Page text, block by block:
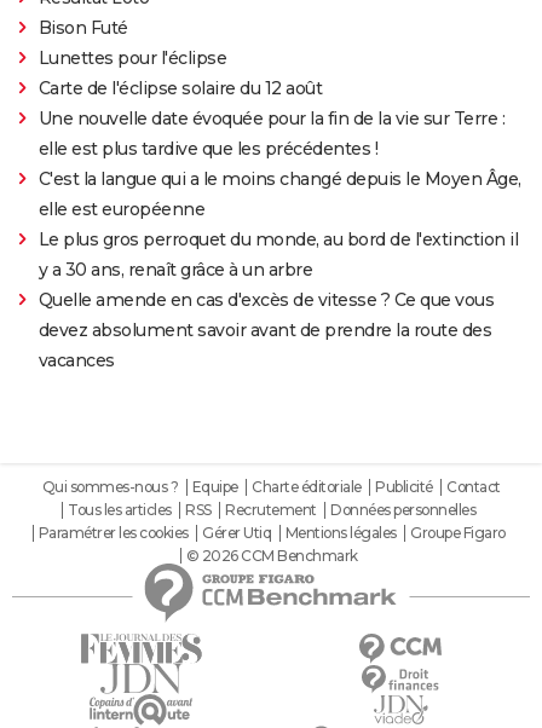
Bison Futé
Lunettes pour l'éclipse
Carte de l'éclipse solaire du 12 août
Une nouvelle date évoquée pour la fin de la vie sur Terre :
elle est plus tardive que les précédentes !
C'est la langue qui a le moins changé depuis le Moyen Âge,
elle est européenne
Le plus gros perroquet du monde, au bord de l'extinction il
y a 30 ans, renaît grâce à un arbre
Quelle amende en cas d'excès de vitesse ? Ce que vous
devez absolument savoir avant de prendre la route des
vacances
Qui sommes-nous ? Equipe Charte éditoriale Publicité
Contact
Tous les articles
RSS Recrutement
Données personnelles
Paramétrer les cookies
Gérer Utiq Mentions légales
Groupe Figaro
© 2026 CCM Benchmark